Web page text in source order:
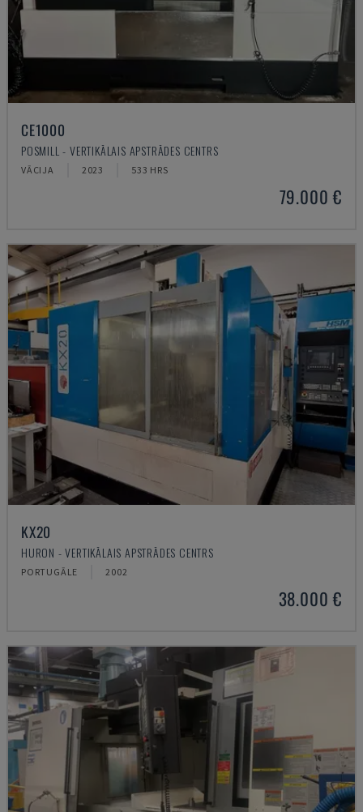
CE1000
POSMILL - VERTIKĀLAIS APSTRĀDES CENTRS
VĀCIJA 2023 533 HRS
79.000 €
KX20
HURON - VERTIKĀLAIS APSTRĀDES CENTRS
PORTUGĀLE 2002
38.000 €